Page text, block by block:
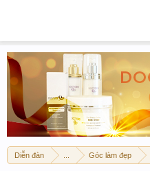
Diễn đàn Góc làm đẹp